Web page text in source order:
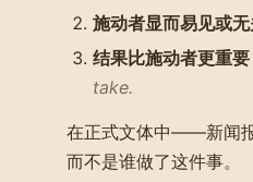
施动者显而易见或无
结果比施动者更重要
take.
在正式文体中——新闻
而不是谁做了这件事。